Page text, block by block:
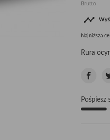
Brutto

Najniższa
Rura
Pośpiesz